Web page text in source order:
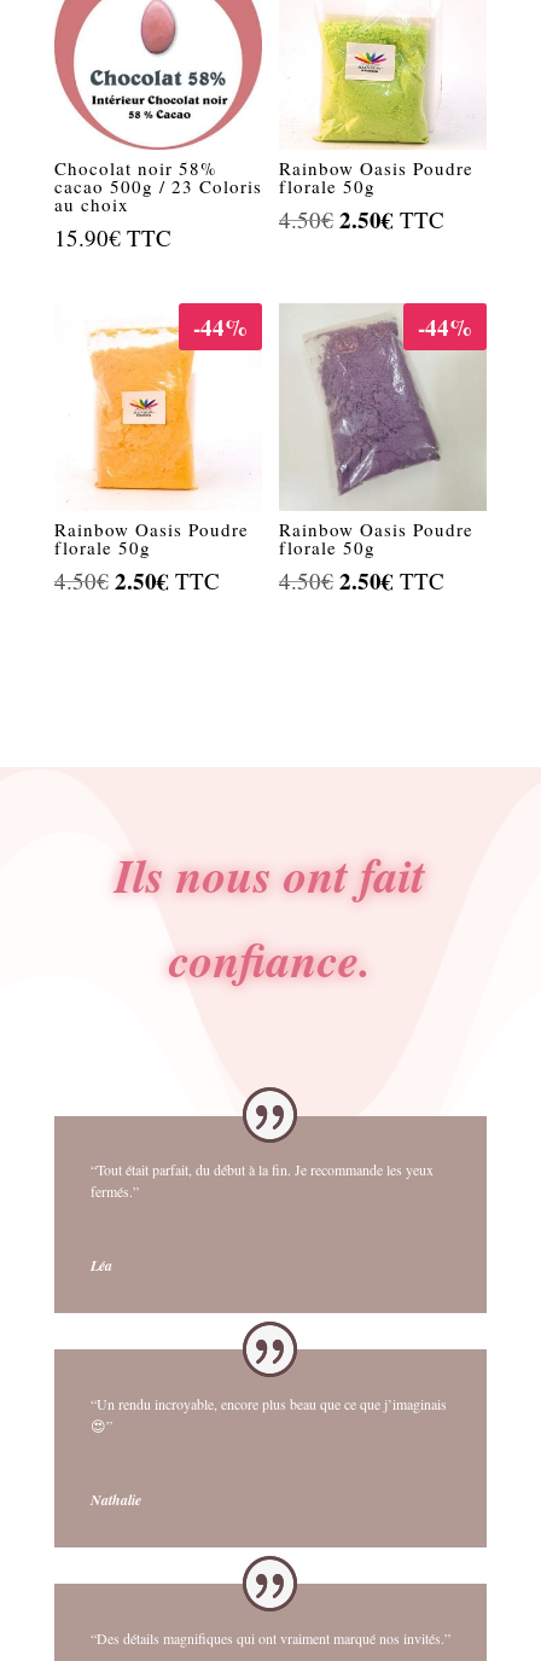
Chocolat noir 58%
cacao 500g / 23 Coloris
au choix
15.90€ TTC
Rainbow Oasis Poudre
florale 50g
4.50€ Le
était :
4.50€.
2.50€ Le
est :
2.50€.
TTC
-44%
Rainbow Oasis Poudre
florale 50g
4.50€ Le
2.50€Le
TTC
-44%
Rainbow Oasis Poudre
florale 50g
4.50€ Le
2.50€ Le
TTC
Ils nous ont fait
confiance.
“Tout était parfait, du début à la fin. Je recommande les yeux
fermés.”
Léa
“Un rendu incroyable, encore plus beau que ce que j’imaginais
😍”
Nathalie
“Des détails magnifiques qui ont vraiment marqué nos invités.”